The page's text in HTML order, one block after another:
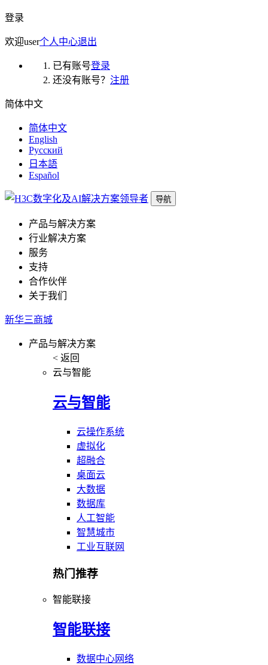
登录
欢迎user个人中心退出
已有账号登录
还没有账号？ 注册
简体中文
简体中文
English
Русский
日本語
Español
导航
产品与解决方案
行业解决方案
服务
支持
合作伙伴
关于我们
新华三商城
产品与解决方案
< 返回
云与智能
云与智能
云操作系统
虚拟化
超融合
桌面云
大数据
数据库
人工智能
智慧城市
工业互联网
热门推荐
智能联接
智能联接
数据中心网络